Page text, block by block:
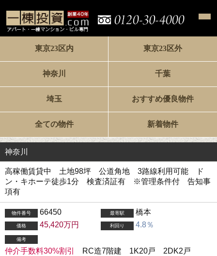
東京23区内 東京23区外
神奈川 千葉
埼玉 おすすめ優良物件
全ての物件 新着物件
神奈川
高稼働賃貸中 土地98坪 公道角地 3路線利用可能 ド
ン・キホーテ徒歩1分 検査済証有 ※管理条件付 告知事
項有
物件番号 66450 最寄駅 橋本
価格 45,420万円 利回り 4.8％
備考
仲介手数料30%割引
RC造7階建 1K20戸 2DK2戸